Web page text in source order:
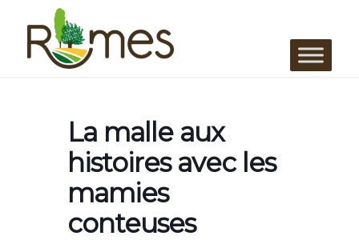
La malle aux
histoires avec les
mamies
conteuses